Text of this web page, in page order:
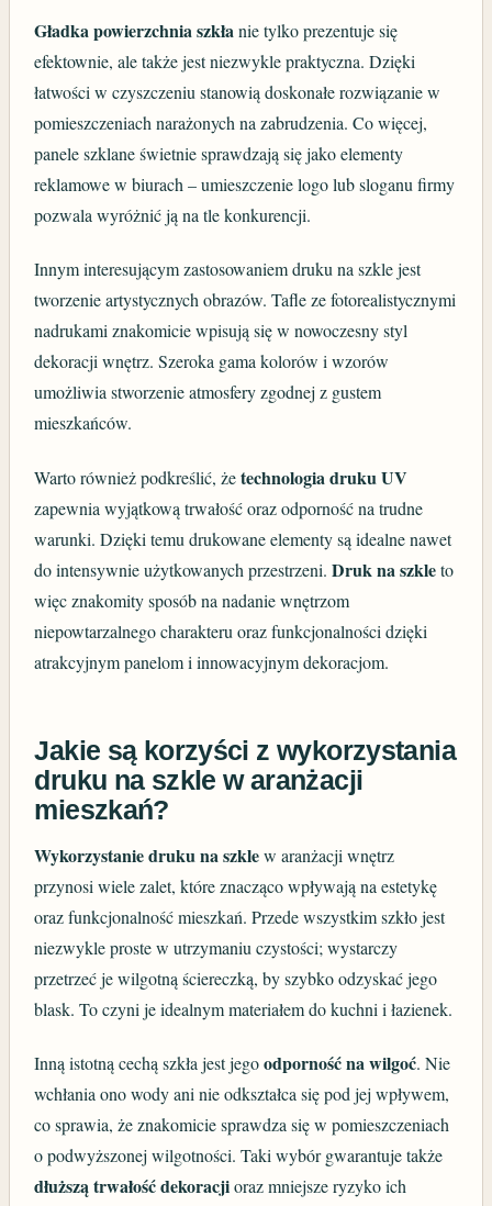
Gładka powierzchnia szkłanie tylko prezentuje się
efektownie, ale także jest niezwykle praktyczna. Dzięki
łatwości w czyszczeniu stanowią doskonałe rozwiązanie w
pomieszczeniach narażonych na zabrudzenia. Co więcej,
panele szklane świetnie sprawdzają się jako elementy
reklamowe w biurach – umieszczenie logo lub sloganu firmy
pozwala wyróżnić ją na tle konkurencji.
Innym interesującym zastosowaniem druku na szkle jest
tworzenie artystycznych obrazów. Tafle ze fotorealistycznymi
nadrukami znakomicie wpisują się w nowoczesny styl
dekoracji wnętrz. Szeroka gama kolorów i wzorów
umożliwia stworzenie atmosfery zgodnej z gustem
mieszkańców.
Warto również podkreślić, żetechnologia druku UV
zapewnia wyjątkową trwałość oraz odporność na trudne
warunki. Dzięki temu drukowane elementy są idealne nawet
do intensywnie użytkowanych przestrzeni.Druk na szkleto
więc znakomity sposób na nadanie wnętrzom
niepowtarzalnego charakteru oraz funkcjonalności dzięki
atrakcyjnym panelom i innowacyjnym dekoracjom.
Jakie są korzyści z wykorzystania
druku na szkle w aranżacji
mieszkań?
Wykorzystanie druku na szklew aranżacji wnętrz
przynosi wiele zalet, które znacząco wpływają na estetykę
oraz funkcjonalność mieszkań. Przede wszystkim szkło jest
niezwykle proste w utrzymaniu czystości; wystarczy
przetrzeć je wilgotną ściereczką, by szybko odzyskać jego
blask. To czyni je idealnym materiałem do kuchni i łazienek.
Inną istotną cechą szkła jest jegoodporność na wilgoć. Nie
wchłania ono wody ani nie odkształca się pod jej wpływem,
co sprawia, że znakomicie sprawdza się w pomieszczeniach
o podwyższonej wilgotności. Taki wybór gwarantuje także
dłuższą trwałość dekoracjioraz mniejsze ryzyko ich